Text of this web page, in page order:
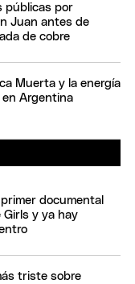
públicas por
Juan antes de
de cobre
Muerta y la energía
en Argentina
documental
Girls y ya hay
triste sobre